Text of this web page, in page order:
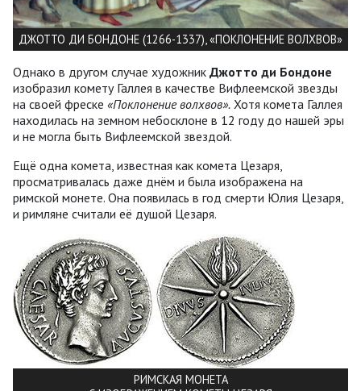
ДЖОТТО ДИ БОНДОНЕ (1266-1337), «ПОКЛОНЕНИЕ ВОЛХВOВ»
Однако в другом случае художник Джотто ди Бондоне
изобразил комету Галлея в качестве Вифлеемской звезды
на своей фреске «Поклонение волхвов». Хотя комета Галлея
находилась на земном небосклоне в 12 году до нашей эры
и не могла быть Вифлеемской звездой.
Ещё одна комета, известная как комета Цезаря,
просматривалась даже днём ​​и была изображена на
римской монете. Она появилась в год смерти Юлия Цезаря,
и римляне считали её душой Цезаря.
РИМСКАЯ МОНЕТА